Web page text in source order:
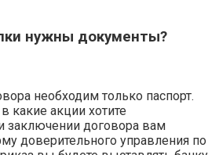
нужны документы?
необходим только паспорт.
какие акции хотите
заключении договора вам
доверительного управления по